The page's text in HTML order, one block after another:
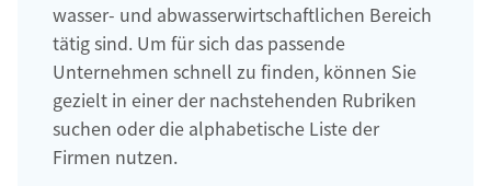
wasser- und abwasserwirtschaftlichen Bereich
tätig sind. Um für sich das passende
Unternehmen schnell zu finden, können Sie
gezielt in einer der nachstehenden Rubriken
suchen oder die alphabetische Liste der
Firmen nutzen.